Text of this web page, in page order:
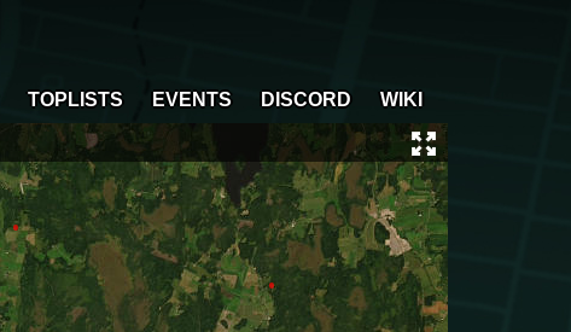
TOPLISTS EVENTS DISCORD WIKI